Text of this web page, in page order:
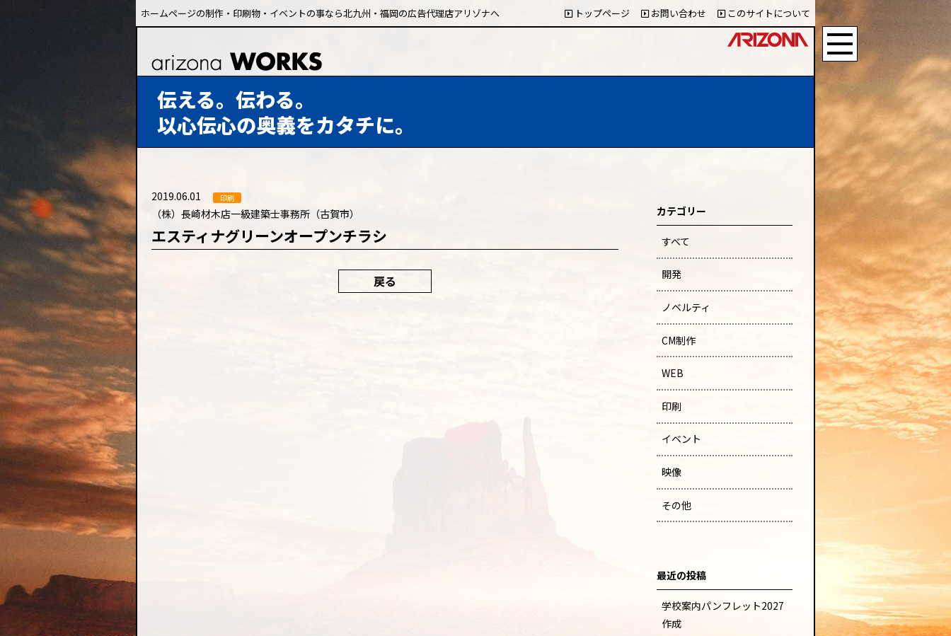
ホームページの制作・印刷物・イベントの事なら北九州・福岡の広告代理店アリゾナへ トップページ お問い合わせ このサイトについて
伝える。伝わる。
以心伝心の奥義をカタチに。
2019.06.01 印刷
（株）長崎材木店一級建築士事務所（古賀市）
エスティナグリーンオープンチラシ
戻る
カテゴリー
すべて
開発
ノベルティ
CM制作
WEB
印刷
イベント
映像
その他
最近の投稿
学校案内パンフレット2027
作成